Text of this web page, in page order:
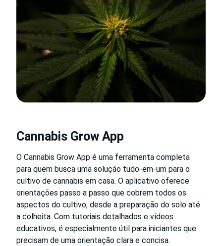
Cannabis Grow App
O Cannabis Grow App é uma ferramenta completa
para quem busca uma solução tudo-em-um para o
cultivo de cannabis em casa. O aplicativo oferece
orientações passo a passo que cobrem todos os
aspectos do cultivo, desde a preparação do solo até
a colheita. Com tutoriais detalhados e vídeos
educativos, é especialmente útil para iniciantes que
precisam de uma orientação clara e concisa.